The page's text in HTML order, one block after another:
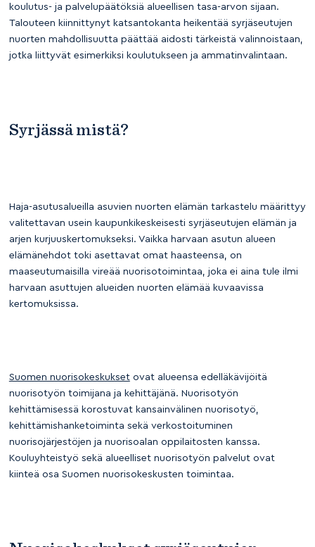
koulutus- ja palvelupäätöksiä alueellisen tasa-arvon sijaan.
Talouteen kiinnittynyt katsantokanta heikentää syrjäseutujen
nuorten mahdollisuutta päättää aidosti tärkeistä valinnoistaan,
jotka liittyvät esimerkiksi koulutukseen ja ammatinvalintaan.
Syrjässä mistä?
Haja-asutusalueilla asuvien nuorten elämän tarkastelu määrittyy
valitettavan usein kaupunkikeskeisesti syrjäseutujen elämän ja
arjen kurjuuskertomukseksi. Vaikka harvaan asutun alueen
elämänehdot toki asettavat omat haasteensa, on
maaseutumaisilla vireää nuorisotoimintaa, joka ei aina tule ilmi
harvaan asuttujen alueiden nuorten elämää kuvaavissa
kertomuksissa.
Suomen nuorisokeskuksetovat alueensa edelläkävijöitä
nuorisotyön toimijana ja kehittäjänä. Nuorisotyön
kehittämisessä korostuvat kansainvälinen nuorisotyö,
kehittämishanketoiminta sekä verkostoituminen
nuorisojärjestöjen ja nuorisoalan oppilaitosten kanssa.
Kouluyhteistyö sekä alueelliset nuorisotyön palvelut ovat
kiinteä osa Suomen nuorisokeskusten toimintaa.